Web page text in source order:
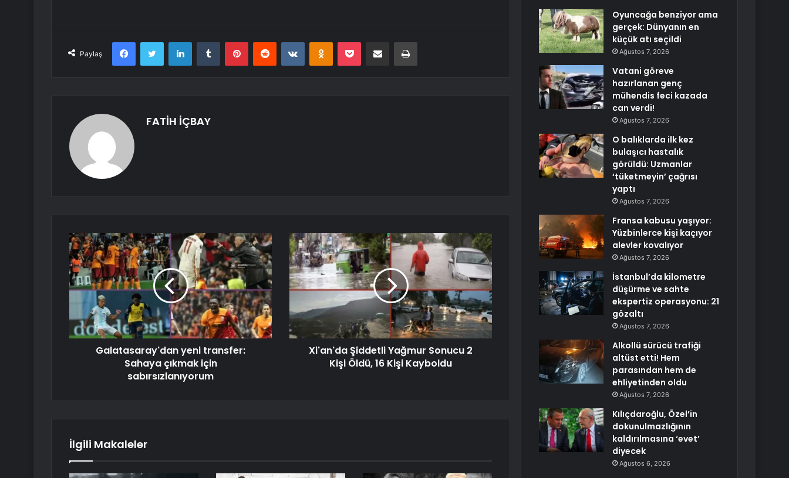
Paylaş
FacebookTwitter LinkedInTumblr PinterestReddit VKontakteOdnoklassniki
Pocket E-Posta ile paylaş Yazdır
FATİH İÇBAY
Galatasaray'dan yeni transfer:
Sahaya çıkmak için
sabırsızlanıyorum
Xi'an'da Şiddetli Yağmur Sonucu 2
Kişi Öldü, 16 Kişi Kayboldu
İlgili Makaleler
Oyuncağa benziyor ama
gerçek: Dünyanın en
küçük atı seçildi
Ağustos 7, 2026
Vatani göreve
hazırlanan genç
mühendis feci kazada
can verdi!
Ağustos 7, 2026
O balıklarda ilk kez
bulaşıcı hastalık
görüldü: Uzmanlar
‘tüketmeyin’ çağrısı
yaptı
Ağustos 7, 2026
Fransa kabusu yaşıyor:
Yüzbinlerce kişi kaçıyor
alevler kovalıyor
Ağustos 7, 2026
İstanbul’da kilometre
düşürme ve sahte
ekspertiz operasyonu: 21
gözaltı
Ağustos 7, 2026
Alkollü sürücü trafiği
altüst etti! Hem
parasından hem de
ehliyetinden oldu
Ağustos 7, 2026
Kılıçdaroğlu, Özel’in
dokunulmazlığının
kaldırılmasına ‘evet’
diyecek
Ağustos 6, 2026